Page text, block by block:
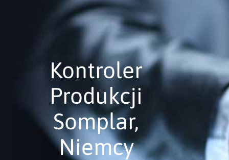
Kontroler
Produkcji
Somplar,
Niemcy